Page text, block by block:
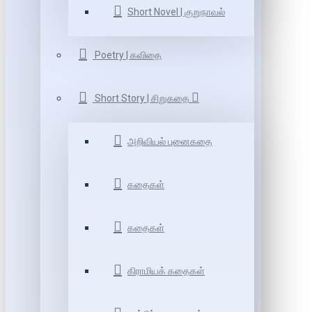
Short Novel | குறுநாவல்
Poetry | கவிதை
Short Story | சிறுகதை
அறிவியல் புனைகதை
கதைகள்
கதைகள்
கிராமியக் கதைகள்